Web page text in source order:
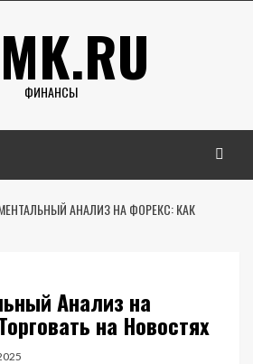
ФИНАНСЫ
АНАЛИЗ НА ФОРЕКС: КАК
Анализ на
на Новостях